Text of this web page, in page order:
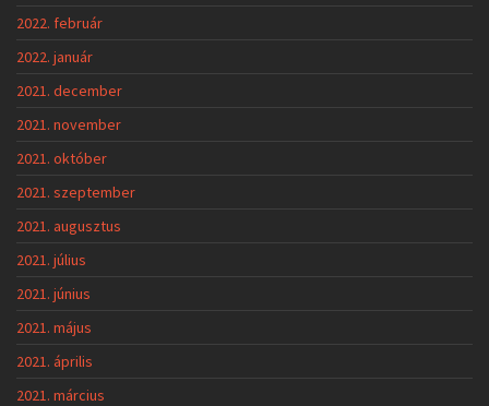
2022. február
2022. január
2021. december
2021. november
2021. október
2021. szeptember
2021. augusztus
2021. július
2021. június
2021. május
2021. április
2021. március